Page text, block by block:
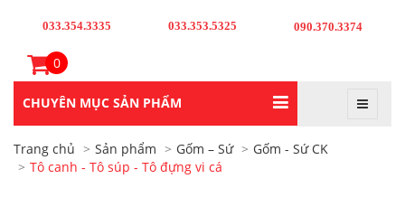
033.354.3335 033.353.5325 090.370.3374
0
CHUYÊN MỤC SẢN PHẨM
Trang chủ Sản phẩm Gốm – Sứ
Gốm - Sứ CK
Tô canh - Tô súp - Tô đựng vi cá